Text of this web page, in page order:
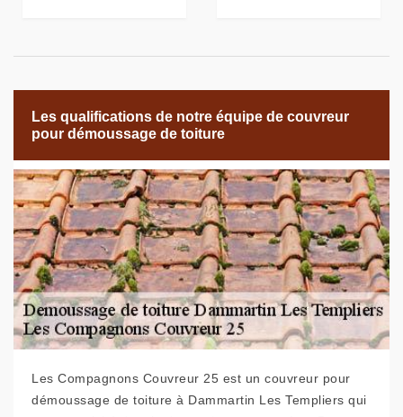
Les qualifications de notre équipe de couvreur
pour démoussage de toiture
Les Compagnons Couvreur 25 est un couvreur pour
démoussage de toiture à Dammartin Les Templiers qui